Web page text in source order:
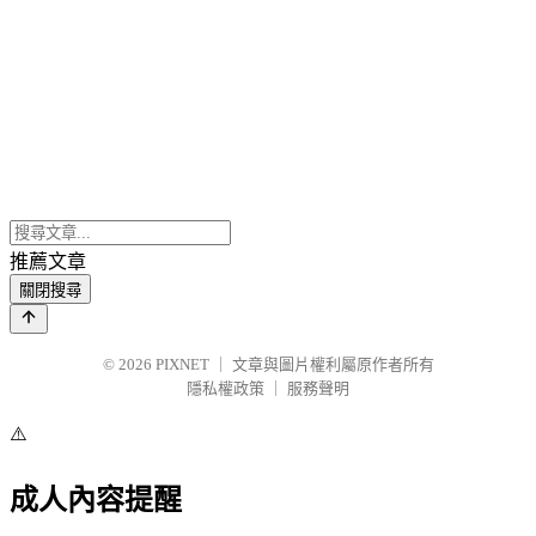
推薦文章
關閉搜尋
© 2026 PIXNET
文章與圖片權利屬原作者所有
隱私權政策
服務聲明
⚠️
成人內容提醒